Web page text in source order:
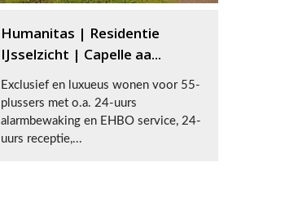
Humanitas | Residentie
IJsselzicht | Capelle aa...
Exclusief en luxueus wonen voor 55-
plussers met o.a. 24-uurs
alarmbewaking en EHBO service, 24-
uurs receptie,...